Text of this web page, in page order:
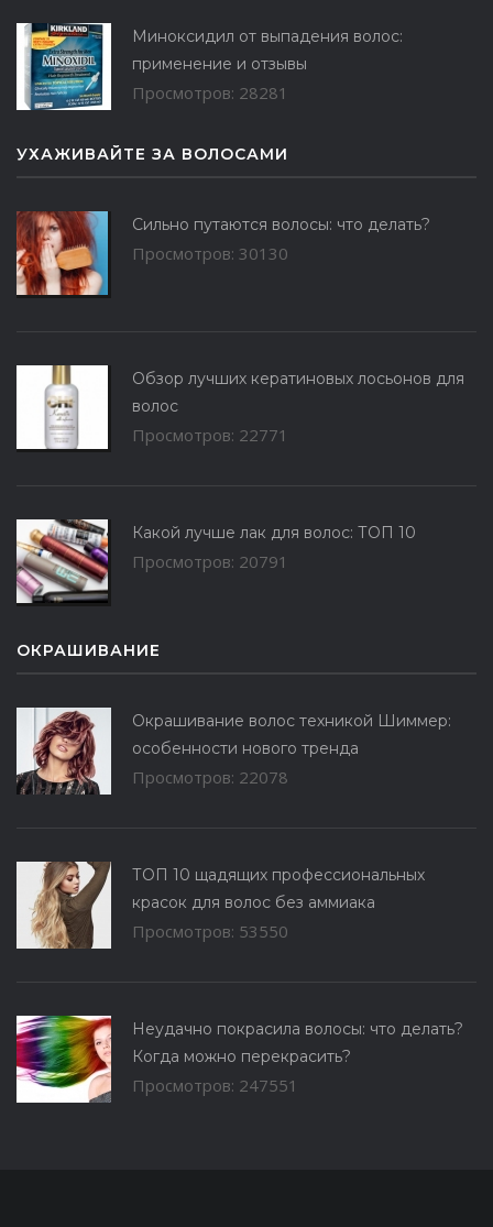
Миноксидил от выпадения волос:
применение и отзывы
Просмотров: 28281
УХАЖИВАЙТЕ ЗА ВОЛОСАМИ
Сильно путаются волосы: что делать?
Просмотров: 30130
Обзор лучших кератиновых лосьонов для
волос
Просмотров: 22771
Какой лучше лак для волос: ТОП 10
Просмотров: 20791
ОКРАШИВАНИЕ
Окрашивание волос техникой Шиммер:
особенности нового тренда
Просмотров: 22078
ТОП 10 щадящих профессиональных
красок для волос без аммиака
Просмотров: 53550
Неудачно покрасила волосы: что делать?
Когда можно перекрасить?
Просмотров: 247551